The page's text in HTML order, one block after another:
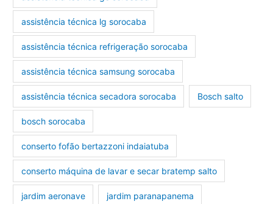
assistência técnica lg sorocaba
assistência técnica refrigeração sorocaba
assistência técnica samsung sorocaba
assistência técnica secadora sorocaba Bosch salto
bosch sorocaba
conserto fofão bertazzoni indaiatuba
conserto máquina de lavar e secar bratemp salto
jardim aeronave jardim paranapanema